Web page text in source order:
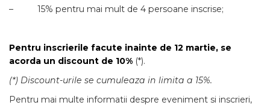
– 15% pentru mai mult de 4 persoane inscrise;
Pentru inscrierile facute inainte de 12 martie, se
acorda un discount de 10% (*).
(*) Discount-urile se cumuleaza in limita a 15%.
Pentru mai multe informatii despre eveniment si inscrieri,